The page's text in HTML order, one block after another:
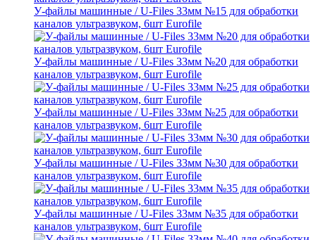
У-файлы машинные / U-Files 33мм №15 для обработки
каналов ультразвуком, 6шт Eurofile
У-файлы машинные / U-Files 33мм №20 для обработки
каналов ультразвуком, 6шт Eurofile
У-файлы машинные / U-Files 33мм №25 для обработки
каналов ультразвуком, 6шт Eurofile
У-файлы машинные / U-Files 33мм №30 для обработки
каналов ультразвуком, 6шт Eurofile
У-файлы машинные / U-Files 33мм №35 для обработки
каналов ультразвуком, 6шт Eurofile